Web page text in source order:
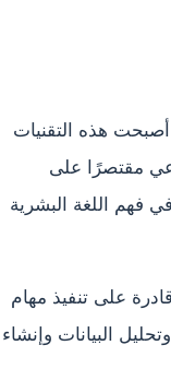
أصبحت هذه التقنيات
مقتصرًا على
فهم اللغة البشرية
على تنفيذ مهام
البيانات وإنشاء